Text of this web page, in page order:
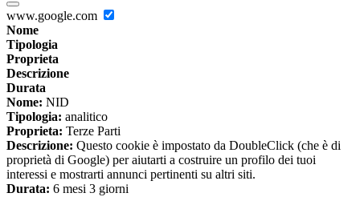
www.google.com
Nome
Tipologia
Proprieta
Descrizione
Durata
Nome: NID
Tipologia: analitico
Proprieta: Terze Parti
Descrizione: Questo cookie è impostato da DoubleClick (che è di
proprietà di Google) per aiutarti a costruire un profilo dei tuoi
interessi e mostrarti annunci pertinenti su altri siti.
Durata: 6 mesi 3 giorni